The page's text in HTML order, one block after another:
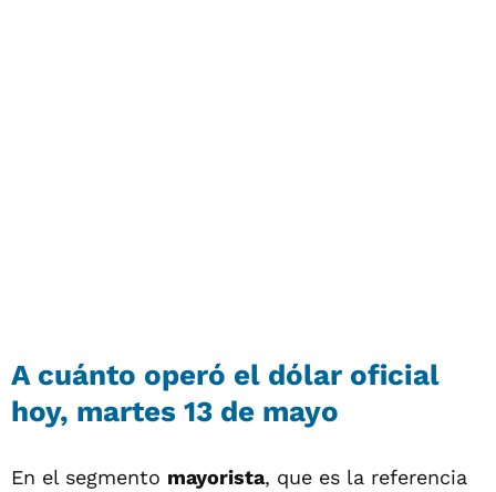
A cuánto operó el dólar oficial
hoy, martes 13 de mayo
En el segmento mayorista, que es la referencia